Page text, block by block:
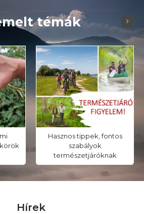
témák
Hasznos tippek, fontos
szabályok
természetjáróknak
Hírek